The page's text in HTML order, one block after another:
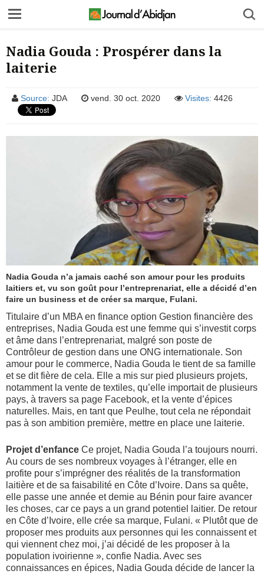
Nadia Gouda : Prospérer dans la
laiterie
Source: JDA vend. 30 oct. 2020 Visites: 4426
Nadia Gouda n’a jamais caché son amour pour les produits
laitiers et, vu son goût pour l’entreprenariat, elle a décidé d’en
faire un business et de créer sa marque, Fulani.
Titulaire d’un MBA en finance option Gestion financière des
entreprises, Nadia Gouda estune femme qui s’investitcorps
et âme dans l’entreprenariat, malgré son poste de
Contrôleur de gestion dans une ONG internationale. Son
amour pour le commerce, Nadia Gouda le tient de sa famille
et se dit fière de cela. Elle a mis sur pied plusieurs projets,
notamment la vente de textiles, qu’elle importait de plusieurs
pays, à travers sa page Facebook, et la vente d’épices
naturelles. Mais, en tant que Peulhe, tout cela ne répondait
pas à son ambition première, mettre en place une laiterie.
Projet d’enfance Ce projet, Nadia Gouda l’a toujours nourri.
Au cours de ses nombreux voyages à l’étranger, elle en
profite pour s’imprégner des réalités de la transformation
laitière et de sa faisabilité en Côte d’Ivoire. Dans sa quête,
elle passe une année et demie au Bénin pour faire avancer
les choses, car ce pays a un grand potentiel laitier. De retour
en Côte d’Ivoire, elle crée sa marque, Fulani. « Plutôt que de
proposer mes produits aux personnes qui les connaissent et
qui viennent chez moi, j’ai décidé de les proposer à la
population ivoirienne », confie Nadia. Avec ses
connaissances en épices, Nadia Gouda décide de l ancer la